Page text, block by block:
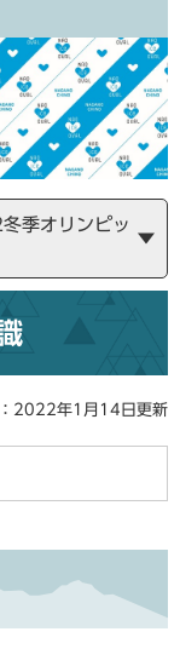
季オリンピッ
2022年1月14日更新